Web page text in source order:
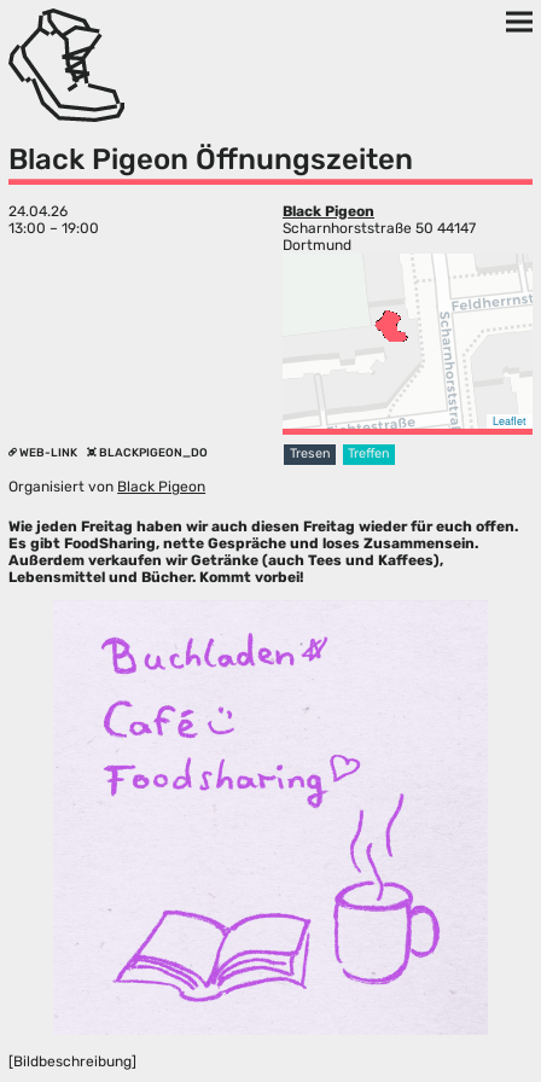
Black Pigeon Öffnungszeiten
24.04.26
13:00 – 19:00
Black Pigeon
Scharnhorststraße 50 44147
Dortmund
Leaflet
WEB-LINK BLACKPIGEON_DO Tresen Treffen
Organisiert von Black Pigeon
Wie jeden Freitag haben wir auch diesen Freitag wieder für euch offen.
Es gibt FoodSharing, nette Gespräche und loses Zusammensein.
Außerdem verkaufen wir Getränke (auch Tees und Kaffees),
Lebensmittel und Bücher. Kommt vorbei!
[Bildbeschreibung]